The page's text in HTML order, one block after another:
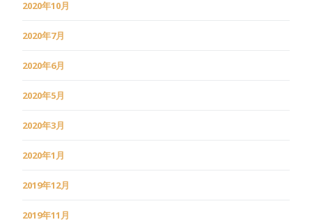
2020年10月
2020年7月
2020年6月
2020年5月
2020年3月
2020年1月
2019年12月
2019年11月